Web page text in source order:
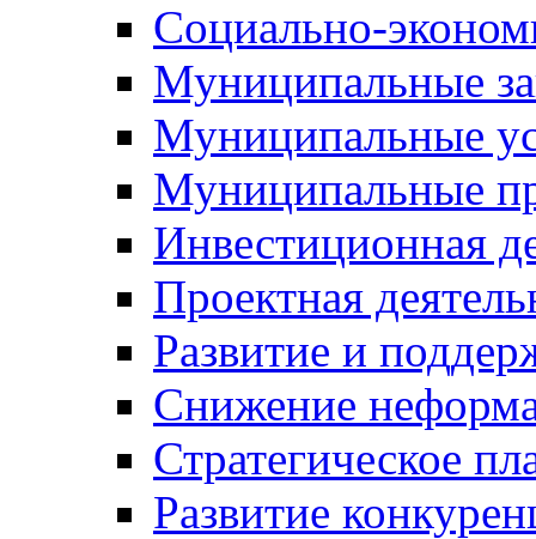
Социально-
Муниципальные
Муниципальные
Муниципальные
Инвестиционная
Проектная
Развитие и
Снижение
Стратегическое
Развитие